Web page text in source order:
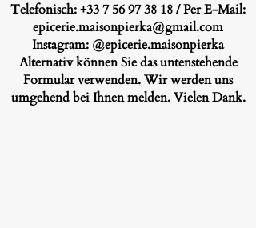
Telefonisch:+33 7 56 97 38 18/ Per E-Mail:
epicerie.maisonpierka@gmail.com
Instagram: @epicerie.maisonpierka
Alternativ können Sie das untenstehende
Formular verwenden. Wir werden uns
umgehend bei Ihnen melden. Vielen Dank.